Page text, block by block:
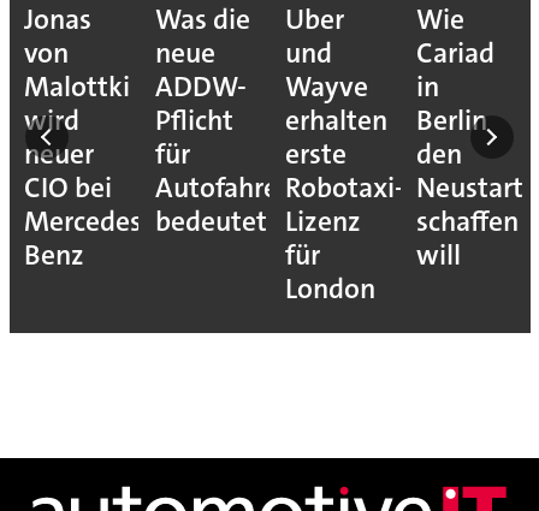
Jonas
von
Malottki
wird
neuer
CIO bei
Mercedes-
Benz
Was die
neue
ADDW-
Pflicht
für
Autofahrer
bedeutet
Uber
und
Wayve
erhalten
erste
Robotaxi-
Lizenz
für
London
Wie
Cariad
in
Berlin
den
Neustart
schaffen
will